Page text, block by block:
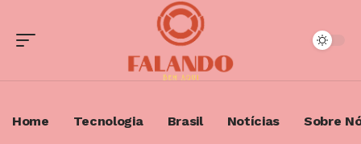
Home Tecnologia Brasil Notícias Sobre